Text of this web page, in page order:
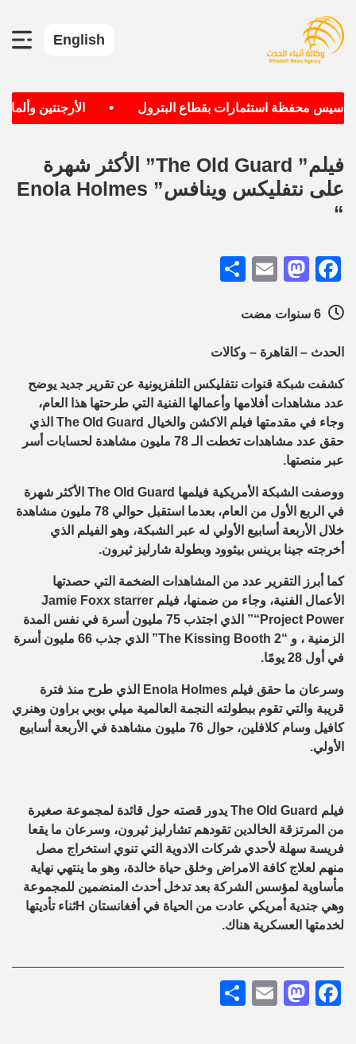
English
تأسيس محفظة استثمارات بقطاع البترول الأرجنتين
فيلم” The Old Guard” الأكثر شهرة
على نتفليكس وينافس” Enola Holmes
“
Facebook
Mastodon
Email
الحدث – القاهرة – وكالات
كشفت شبكة قنوات نتفليكس التلفزيونية عن تقرير جديد يوضح
عدد مشاهدات أفلامها وأعمالها الفنية التي طرحتها هذا العام،
وجاء في مقدمتها فيلم الاكشن والخيال The Old Guard الذي
حقق عدد مشاهدات تخطت الـ 78 مليون مشاهدة لحسابات أسر
عبر منصتها.
ووصفت الشبكة الأمريكية فيلمها The Old Guard الأكثر شهرة
في الربع الأول من العام، بعدما استقبل حوالي 78 مليون مشاهدة
خلال الأربعة أسابيع الأولي له عبر الشبكة، وهو الفيلم الذي
أخرجته جينا برينس بيثوود وبطولة شارليز ثيرون.
كما أبرز التقرير عدد من المشاهدات الضخمة التي حصدتها
الأعمال الفنية، وجاء من ضمنها، فيلم Jamie Foxx starrer
“Project Power” الذي اجتذب 75 مليون أسرة في نفس المدة
الزمنية ، و “The Kissing Booth 2” الذي جذب 66 مليون أسرة
في أول 28 يومًا.
وسرعان ما حقق فيلم Enola Holmes الذي طرح منذ فترة
قريبة والتي تقوم ببطولته النجمة العالمية ميلي بوبي براون وهنري
كافيل وسام كلافلين، حوال 76 مليون مشاهدة في الأربعة أسابيع
الأولي.
فيلم The Old Guard يدور قصته حول قائدة لمجموعة صغيرة
من المرتزقة الخالدين تقودهم تشارليز ثيرون، وسرعان ما يقعا
فريسة سهلة لأحدي شركات الادوية التي تنوي استخراج مصل
منهم لعلاج كافة الامراض وخلق حياة خالدة، وهو ما ينتهي نهاية
مأساوية لمؤسس الشركة بعد تدخل أحدث المنضمين للمجموعة
وهي جندية أمريكي عادت من الحياة في أفغانستان Hثناء تأديتها
لخدمتها العسكرية هناك.
Facebook
Mastodon
Email